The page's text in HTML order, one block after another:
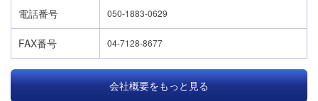
電話番号 050-1883-0629
FAX番号 04-7128-8677
会社概要をもっと見る